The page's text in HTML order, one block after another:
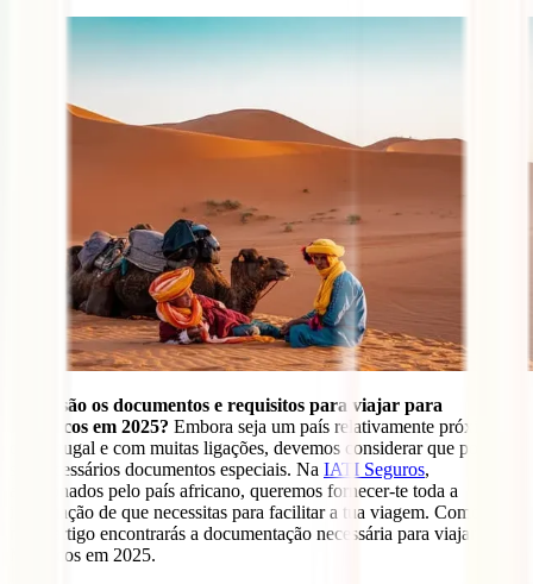
Quais são os documentos e requisitos para viajar para
Marrocos em 2025? Embora seja um país relativamente próximo
de Portugal e com muitas ligações, devemos considerar que podem
ser necessários documentos especiais. Na IATI Seguros,
apaixonados pelo país africano, queremos fornecer-te toda a
informação de que necessitas para facilitar a tua viagem. Como tal,
neste artigo encontrarás a documentação necessária para viajar para
Marrocos em 2025.